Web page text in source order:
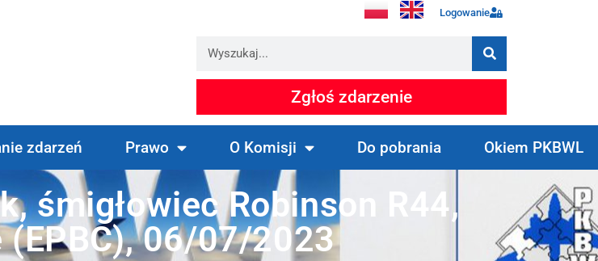
Logowanie
Zgłoś zdarzenie
zdarzeń Prawo O Komisji Do pobrania Okiem PKBWL
śmigłowiec Robinson R44,
06/07/2023